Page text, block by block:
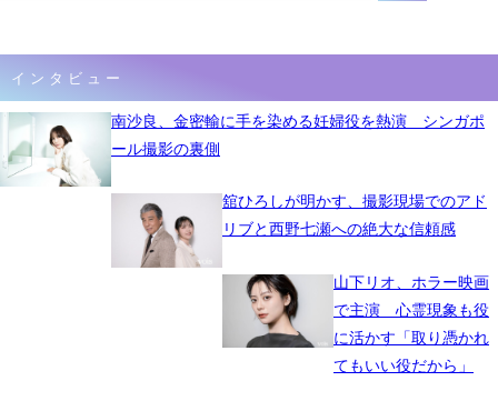
インタビュー
南沙良、金密輸に手を染める妊婦役を熱演 シンガポ
ール撮影の裏側
舘ひろしが明かす、撮影現場でのアド
リブと西野七瀬への絶大な信頼感
山下リオ、ホラー映画
で主演 心霊現象も役
に活かす「取り憑かれ
てもいい役だから」